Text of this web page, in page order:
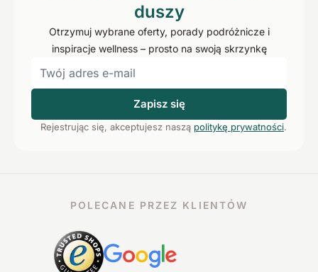
duszy
Otrzymuj wybrane oferty, porady podróżnicze i
inspiracje wellness – prosto na swoją skrzynkę
Zapisz się
Rejestrując się, akceptujesz naszą politykę prywatności.
POLECANE PRZEZ KLIENTÓW